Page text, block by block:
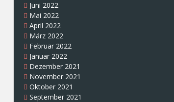
Juni 2022
Mai 2022
April 2022
März 2022
Februar 2022
Januar 2022
Dezember 2021
November 2021
Oktober 2021
September 2021